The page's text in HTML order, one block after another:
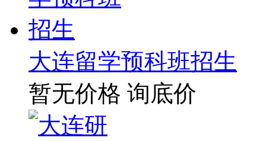
大连留学预科班招生
暂无价格 询底价